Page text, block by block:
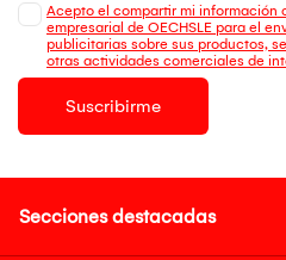
Acepto el compartir mi información
empresarial de OECHSLE para el
publicitarias sobre sus productos,
otras actividades comerciales de
Suscribirme
Secciones destacadas